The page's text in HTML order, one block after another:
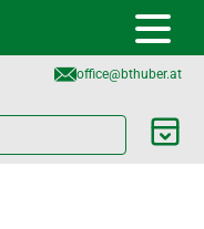
office@bthuber.at​